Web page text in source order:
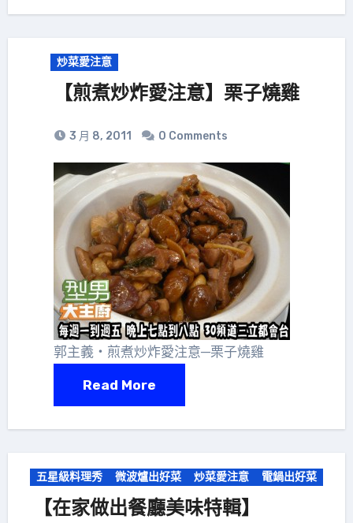
炒菜愛注意
【煎煮炒炸愛注意】栗子燒雞
3 月 8, 2011 0 Comments
郭主義‧煎煮炒炸愛注意─栗子燒雞
Read More
五星級料理秀 微波爐出好菜 炒菜愛注意 電鍋出好菜
【在家做出餐廳美味特輯】